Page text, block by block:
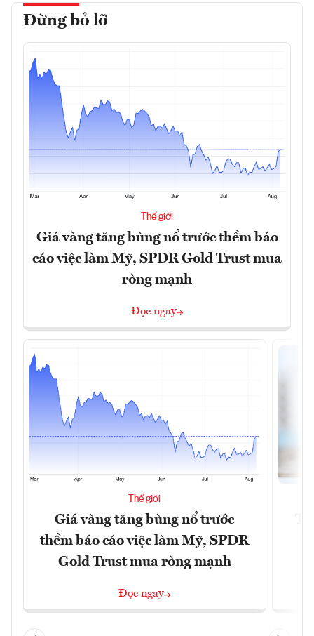
Đừng bỏ lỡ
Thế giới
Giá vàng tăng bùng nổ trước thềm báo
cáo việc làm Mỹ, SPDR Gold Trust mua
ròng mạnh
Đọc ngay
Thế giới
Giá vàng tăng bùng nổ trước
thềm báo cáo việc làm Mỹ, SPDR
Gold Trust mua ròng mạnh
Đọc ngay